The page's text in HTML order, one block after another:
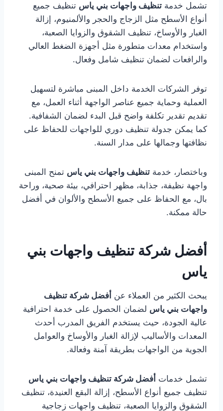
تشمل خدمة تنظيف واجهات بني ياس تنظيف جميع
أنواع الأسطح مثل الزجاج والحجر والألمنيوم، إزالة
الغبار والأوساخ، تنظيف الشقوق والزوايا الصعبة،
واستخدام معدات متطورة مثل أجهزة الضغط العالي
والرافعات لضمان تنظيف شامل وفعال.
توفر الشركات الخدمة داخل المبنى مباشرة لتسهيل
العملية وحماية جميع عناصر الواجهة أثناء العمل، مع
تقديم تقدير تكلفة واضح قبل البدء لضمان الشفافية.
كما يمكن جدولة تنظيف دوري للواجهات للحفاظ على
نظافتها وجمالها على مدار السنة.
وباختصار، خدمة تنظيف واجهات بني ياس تمنح المبنى
واجهة نظيفة، جذابة، مظهر احترافي، بيئة صحية، وراحة
بال، مع الحفاظ على جميع الأسطح والألوان في أفضل
حالة ممكنة.
أفضل شركة تنظيف واجهات بني
ياس
يبحث الكثير من العملاء عن أفضل شركة تنظيف
واجهات بني ياس لضمان الحصول على خدمة احترافية
عالية الجودة، حيث يستخدم الفريق المدرب أحدث
المعدات والأساليب لإزالة الغبار والأوساخ والعوامل
الجوية من الواجهات بطريقة آمنة وفعالة.
تشمل خدمات أفضل شركة تنظيف واجهات بني ياس
تنظيف جميع أنواع الأسطح، إزالة البقع العنيدة، تنظيف
الشقوق والزوايا الصعبة، تنظيف واجهات زجاجية